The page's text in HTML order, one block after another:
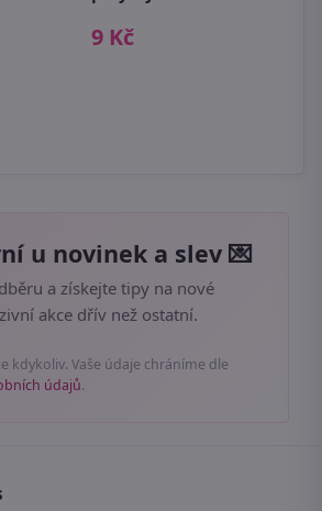
9 Kč
u novinek a slev 💌
a získejte tipy na nové
akce dřív než ostatní.
kdykoliv. Vaše údaje chráníme dle
údajů.